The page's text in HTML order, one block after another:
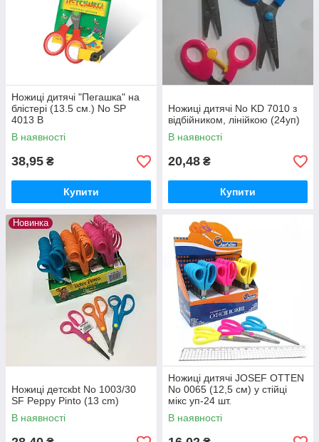
Ножиці дитячі "Пегашка" на
блістері (13.5 см.) No SP
4013 B
В наявності
38,95 ₴
Купити
Ножиці дитячі No KD 7010 з
відбійником, лінійкою (24уп)
В наявності
20,48 ₴
Купити
Новинка
Ножиці детскbt No 1003/30
SF Peppy Pinto (13 cm)
В наявності
Ножиці дитячі JOSEF OTTEN
No 0065 (12,5 см) у стійці
мікс уп-24 шт.
В наявності